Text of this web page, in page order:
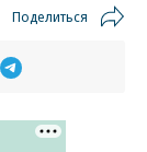
Поделиться